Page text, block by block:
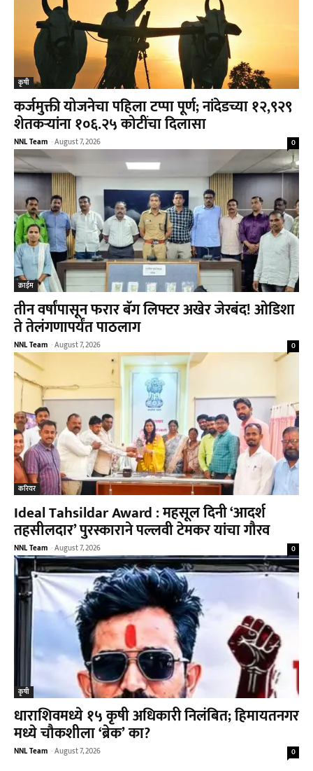
कृषी
कर्जमुक्ती योजनेचा पहिला टप्पा पूर्ण; नांदेडच्या १२,९२९
शेतकऱ्यांना १०६.२५ कोटींचा दिलासा
NNL Team -August 7, 2026 0
क्राईम
तीन वर्षांपासून फरार बॅग लिफ्टर अखेर जेरबंद! ओडिशा
ते तेलंगणापर्यंत पाठलाग
NNL Team -August 7, 2026 0
करियर
Ideal Tahsildar Award : महसूल दिनी ‘आदर्श
तहसीलदार’ पुरस्काराने पल्लवी टेमकर यांचा गौरव
NNL Team -August 7, 2026 0
कृषी
धाराशिवमध्ये १५ कृषी अधिकारी निलंबित; हिमायतनगर
मध्ये चौकशीला ‘ब्रेक’ का?
NNL Team -August 7, 2026 0